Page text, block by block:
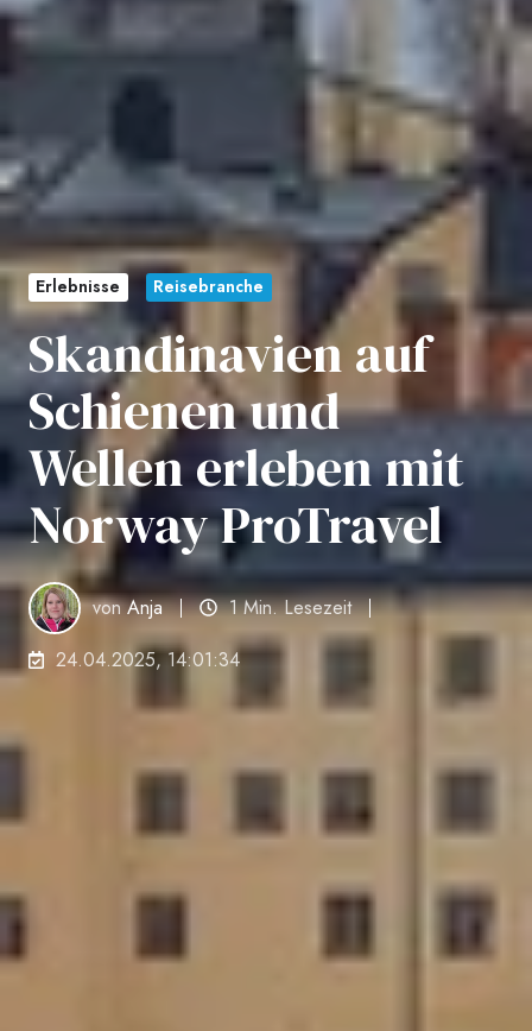
Erlebnisse Reisebranche
Skandinavien auf
Schienen und
Wellen erleben mit
Norway ProTravel
vonAnja
1 Min. Lesezeit
24.04.2025, 14:01:34